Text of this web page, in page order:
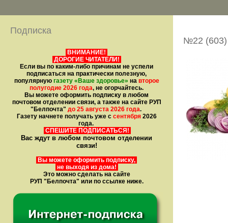
Подписка
ВНИМАНИЕ!
ДОРОГИЕ ЧИТАТЕЛИ!
Если вы по каким-либо причинам не успели
подписаться на практически полезную,
популярную газету «Ваше здоровье» на второе
полугодие 2026 года, не огорчайтесь.
Вы можете оформить подписку в любом
почтовом отделении связи, а также на сайте РУП
"Белпочта" до 25 августа 2026 года.
Газету начнете получать уже с сентября2026
года.
СПЕШИТЕ ПОДПИСАТЬСЯ!
Вас ждут в любом почтовом отделении
связи!
Вы можете оформить подписку,
не выходя из дома!
Это можно сделать на сайте
РУП "Белпочта" или по ссылке ниже.
№22 (603)